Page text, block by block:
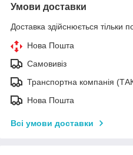
Умови доставки
Доставка здійснюється тільки
Нова Пошта
Самовивіз
Транспортна компанія
Нова Пошта
Всі умови доставки